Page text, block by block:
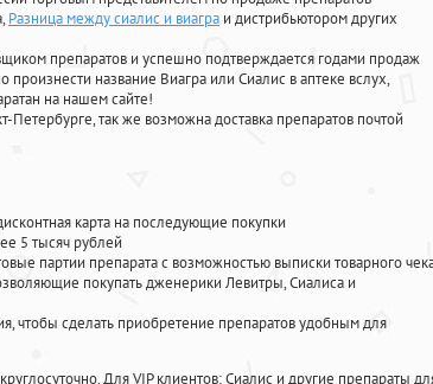
, Разница между сиалис и виагра и дистрибьютором других
препаратов и успешно подтверждается годами продаж
название Виагра или Сиалис в аптеке вслух,
на нашем сайте!
Петербурге, так же возможна доставка препаратов почтой
карта на последующие покупки
5 тысяч рублей
партии препарата с возможностью выписки товарного
покупать дженерики Левитры, Сиалиса и
чтобы сделать приобретение препаратов удобным для
Для VIP клиентов: Сиалис и другие препараты